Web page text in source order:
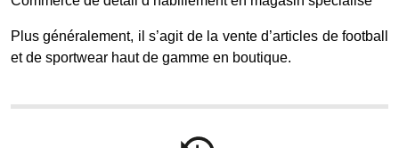
Plus généralement, il s’agit de la vente d’articles de football
et de sportwear haut de gamme en boutique.